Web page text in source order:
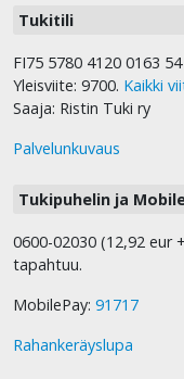
Tukitili
FI75 5780 4120 0163
Yleisviite: 9700. Kaikki
Saaja: Ristin Tuki ry
Palvelunkuvaus
Tukipuhelin ja
0600-02030 (12,92 eur
tapahtuu.
MobilePay: 91717
Rahankeräyslupa